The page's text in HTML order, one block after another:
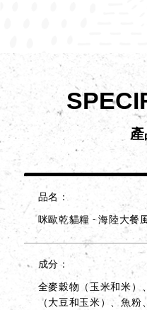
品名
咪歐乾貓糧 - 海陸大餐
成分
全麥穀物（玉米和米）
（大豆和玉米）、魚粉